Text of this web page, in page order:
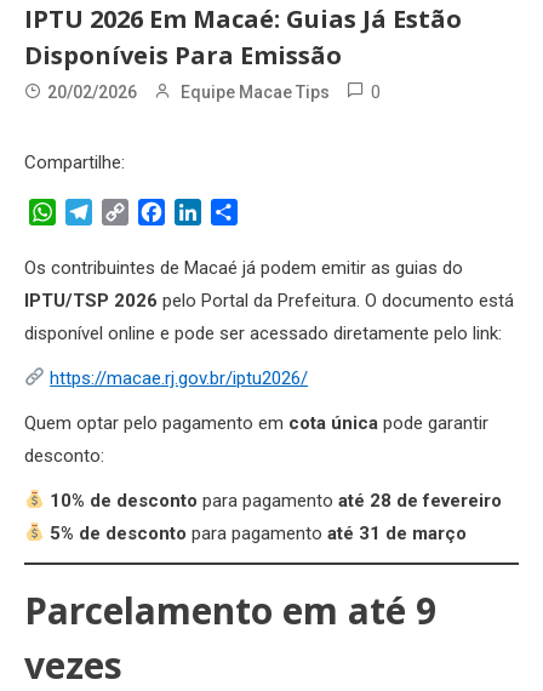
IPTU 2026 Em Macaé: Guias Já Estão
Disponíveis Para Emissão
20/02/2026 Equipe Macae Tips 0
Compartilhe:
WhatsApp
Telegram
Copy
FacebookLinkedIn
Os contribuintes de Macaé já podem emitir as guias do
IPTU/TSP 2026 pelo Portal da Prefeitura. O documento está
disponível online e pode ser acessado diretamente pelo link:
https://macae.rj.gov.br/iptu2026/
Quem optar pelo pagamento em cota única pode garantir
desconto:
10% de desconto para pagamentoaté 28 de fevereiro
5% de desconto para pagamentoaté 31 de março
Parcelamento em até 9
vezes